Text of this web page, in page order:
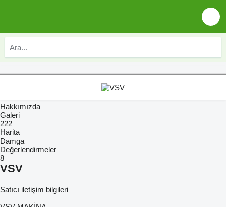
Hakkımızda
Galeri
222
Harita
Damga
Değerlendirmeler
8
VSV
Satıcı iletişim bilgileri